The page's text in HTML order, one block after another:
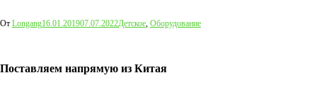
От Longang16.01.201907.07.2022Детское, Оборудование
Поставляем напрямую из Китая